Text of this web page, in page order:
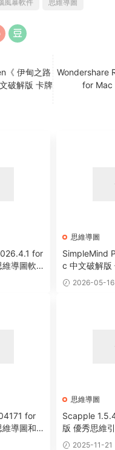
風暴軟件 思維導圖
《 伊甸之路
破解版 卡牌
Wondershare
for Mac
for
導圖軟
思維導圖
SimpleMind
c 中文破解版
具 2026-05-16
for
導圖和
思維導圖
Scapple
版 優秀思維
2025-11-21